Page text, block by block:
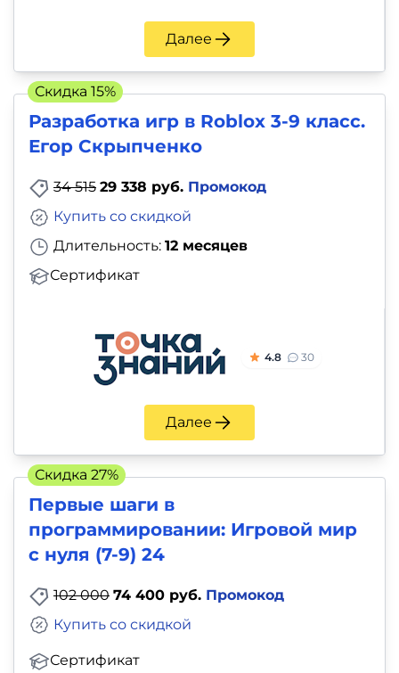
Далее
Разработка игр в Roblox 3-9 класс.
Егор Скрыпченко
34 515 29 338 руб. Промокод
Длительность: 12 месяцев
Сертификат
Купить со скидкой
4.8 30
Далее
Скидка 15%
Первые шаги в
программировании: Игровой мир
с нуля (7-9) 24
102 000 74 400 руб. Промокод
Сертификат
Купить со скидкой
Скидка 27%